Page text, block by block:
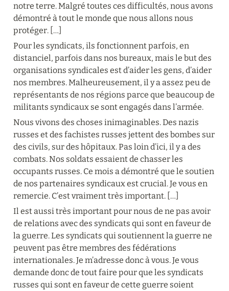
notre terre. Malgré toutes ces difficultés, nous avons
démontré à tout le monde que nous allons nous
protéger. […]
Pour les syndicats, ils fonctionnent parfois, en
distanciel, parfois dans nos bureaux, mais le but des
organisations syndicales est d’aider les gens, d’aider
nos membres. Malheureusement, il y a assez peu de
représentants de nos régions parce que beaucoup de
militants syndicaux se sont engagés dans l’armée.
Nous vivons des choses inimaginables. Des nazis
russes et des fachistes russes jettent des bombes sur
des civils, sur des hôpitaux. Pas loin d’ici, il y a des
combats. Nos soldats essaient de chasser les
occupants russes. Ce mois a démontré que le soutien
de nos partenaires syndicaux est crucial. Je vous en
remercie. C’est vraiment très important. […]
Il est aussi très important pour nous de ne pas avoir
de relations avec des syndicats qui sont en faveur de
la guerre. Les syndicats qui soutiennent la guerre ne
peuvent pas être membres des fédérations
internationales. Je m’adresse donc à vous. Je vous
demande donc de tout faire pour que les syndicats
russes qui sont en faveur de cette guerre soient